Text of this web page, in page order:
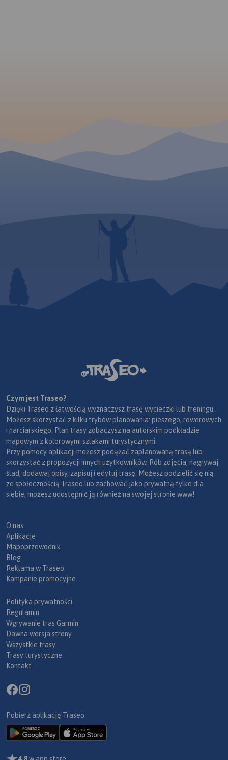
Czym jest Traseo?
Dzięki Traseo z łatwością wyznaczysz trasę wycieczki lub treningu.
Możesz skorzystać z kilku trybów planowania: pieszego, rowerowych
i narciarskiego. Plan trasy zobaczysz na autorskim podkładzie
mapowym z kolorowymi szlakami turystycznymi.
Przy pomocy aplikacji możesz podążać zaplanowaną trasą lub
skorzystać z propozycji innych użytkowników. Rób zdjęcia, nagrywaj
ślad, dodawaj opisy, zapisuj i edytuj trasę. Możesz podzielić się nią
ze społecznością Traseo lub zachować jako prywatną tylko dla
siebie, możesz udostępnić ją również na swojej stronie www!
O nas
Aplikacje
Mapoprzewodnik
Blog
Reklama w Traseo
Kampanie promocyjne
Polityka prywatności
Regulamin
Wgrywanie tras Garmin
Dawna wersja strony
Wszystkie trasy
Trasy turystyczne
Kontakt
Pobierz aplikację Traseo: